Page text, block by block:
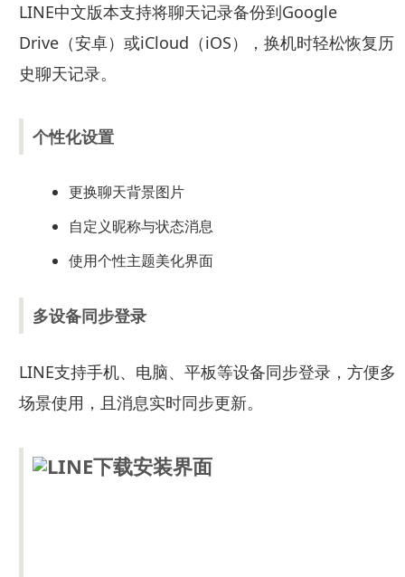
LINE中文版本支持将聊天记录备份到Google
Drive（安卓）或iCloud（iOS），换机时轻松恢复历
史聊天记录。
个性化设置
更换聊天背景图片
自定义昵称与状态消息
使用个性主题美化界面
多设备同步登录
LINE支持手机、电脑、平板等设备同步登录，方便多
场景使用，且消息实时同步更新。